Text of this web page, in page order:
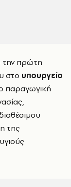
την πρώτη
στο υπουργείο
παραγωγική
της